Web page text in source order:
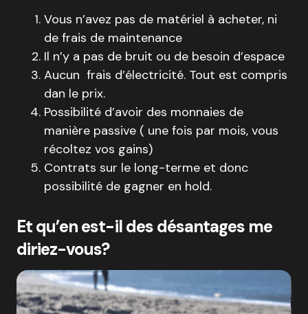
Vous n’avez pas de matériel à acheter, ni
de frais de maintenance
Il n’y a pas de bruit ou de besoin d’espace
Aucun frais d’électricité. Tout est compris
dan le prix.
Possibilité d’avoir des monnaies de
manière passive ( une fois par mois, vous
récoltez vos gains)
Contrats sur le long-terme et donc
possibilité de gagner en hold.
Et qu’en est-il des désantages me
diriez-vous?